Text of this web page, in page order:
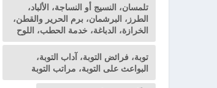
تلمسان، النسيج أو النساجة، الألباد،
الطرز، البرشمان، برم الحرير والقطن،
الخرازة، الدباغة، خدمة الحطب، اللوح
توبة، فرائض التوبة، آداب التوبة،
البواعث على التوبة، مراتب التوبة